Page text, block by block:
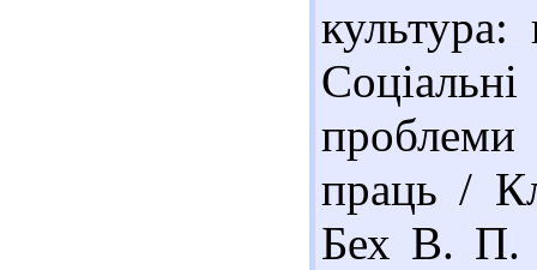
проблеми
праць /
Бех В. П.